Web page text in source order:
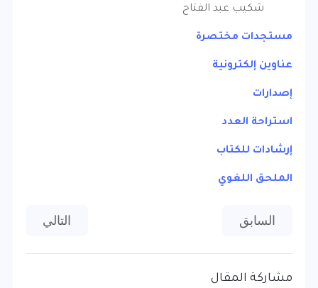
شكيب عبد الفتاح
مستجدات مختصرة
عناوين إلكترونية
إصدارات
استراحة العدد
إرشادات للكتاب
الملحق اللغوي
المقال السابق: عدد 5 يونيو 2013
السابق المقال التالي: عدد 3
التالي
مشاركة المقال